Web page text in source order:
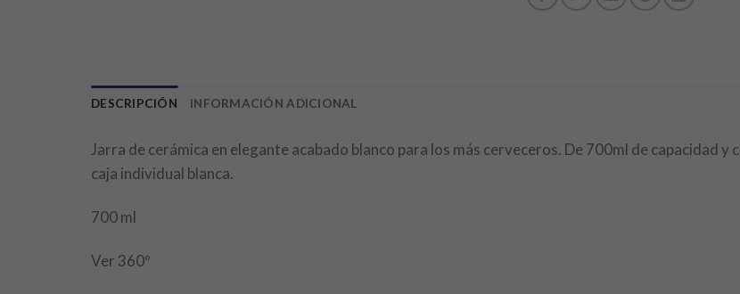
DESCRIPCIÓN INFORMACIÓN ADICIONAL
Jarra de cerámica en elegante acabado blanco para los más cerveceros. De 700ml de capacidad
caja individual blanca.
700 ml
Ver 360º